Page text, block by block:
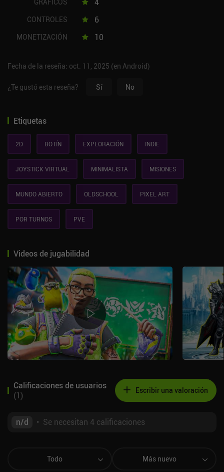
CONTROLES 6
MONETIZACIÓN 10
Fecha de la reseña: oct. 11, 2025 (en Android)
¿Te gustó esta reseña? Sí No
Etiquetas
2D BOTÍN EXPLORACIÓN INDIE
JOYSTICK VIRTUAL MINIMALISTA MISIONES
MUNDO ABIERTO OLDSCHOOL PIXEL ART
POR TURNOS PVE
Videos de jugabilidad
Calificaciones de usuarios
(1) Escribir una valoración
n/d • Se necesitan 4 calificaciones
Todo Más nuevo